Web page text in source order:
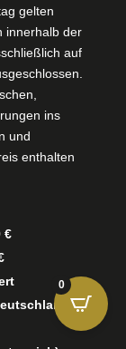
gelten
innerhalb der
auf
ins
und
enthalten
€
0